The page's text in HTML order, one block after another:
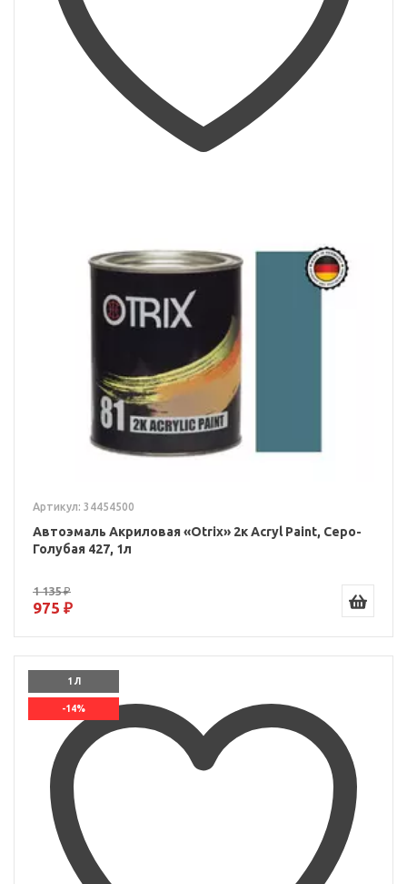
Артикул: 34454500
Автоэмаль Акриловая «Otrix» 2к Acryl Paint, Серо-
Голубая 427, 1л
1 135 ₽
975 ₽
1 Л
-14%